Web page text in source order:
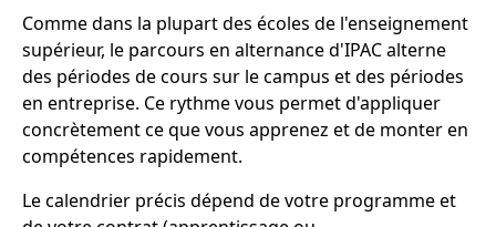
Comme dans la plupart des écoles de l'enseignement
supérieur, le parcours en alternance d'IPAC alterne
des périodes de cours sur le campus et des périodes
en entreprise. Ce rythme vous permet d'appliquer
concrètement ce que vous apprenez et de monter en
compétences rapidement.
Le calendrier précis dépend de votre programme et